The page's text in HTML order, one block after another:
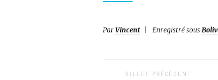
ParVincent Enregistré sous
BILLET PRÉCÉDENT